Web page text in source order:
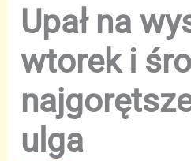
Upał na
wtorek i
ulga